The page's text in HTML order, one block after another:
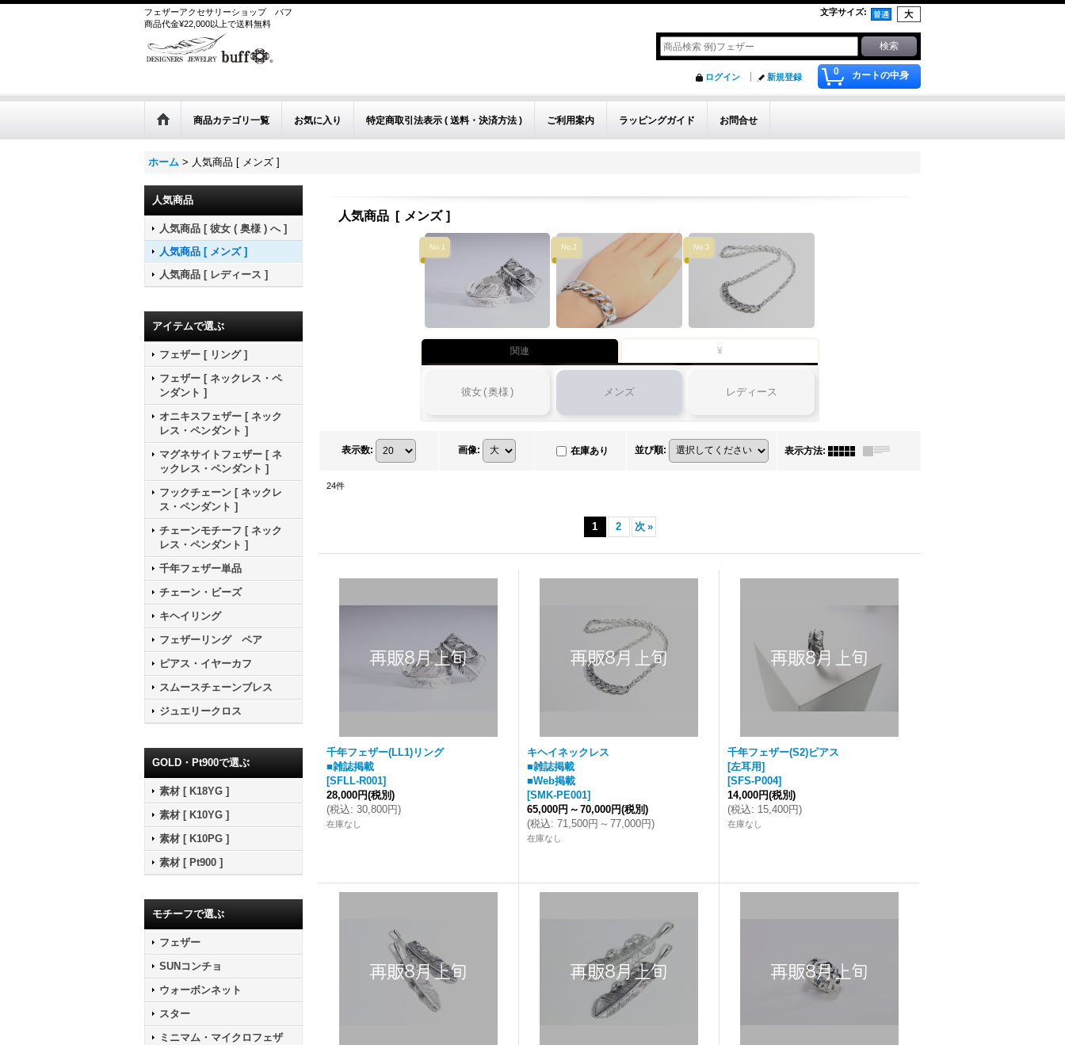
フェザーアクセサリーショップ
バフ
商品代金¥22,000以上で送料無料
文字サイズ:
0 カートの中身
ログイン 新規登録
商品カテゴリ一覧 お気に入り 特定商取引法表示 ( 送料・決済方法 ) ご利用案内 ラッピングガイド お問合せ
ホーム > 人気商品 [ メンズ ]
人気商品
人気商品 [ 彼女 ( 奥様 ) へ ]
人気商品 [ メンズ ]
人気商品 [ レディース ]
アイテムで選ぶ
フェザー [ リング ]
フェザー [ ネックレス・ペ
ンダント ]
オニキスフェザー [ ネック
レス・ペンダント ]
マグネサイトフェザー [ ネ
ックレス・ペンダント ]
フックチェーン [ ネックレ
ス・ペンダント ]
チェーンモチーフ [ ネック
レス・ペンダント ]
千年フェザー単品
チェーン・ビーズ
キヘイリング
フェザーリング ペア
ピアス・イヤーカフ
スムースチェーンブレス
ジュエリークロス
GOLD・Pt900で選ぶ
素材 [ K18YG ]
素材 [ K10YG ]
素材 [ K10PG ]
素材 [ Pt900 ]
モチーフで選ぶ
フェザー
SUNコンチョ
ウォーボンネット
スター
ミニマム・マイクロフェザ
人気商品 [ メンズ ]
No.1 No.2 No.3
関連 ¥
彼女 (奥様 ) メンズ レディース
表示数: 画像: 在庫あり 並び順: 表示方法:
24件
1 2 次 »
千年フェザー(LL1)リング
■雑誌掲載
[SFLL-R001]
28,000円(税別)
(税込: 30,800円)
在庫なし
キヘイネックレス
■雑誌掲載
■Web掲載
[SMK-PE001]
65,000円 ～ 70,000円(税別)
(税込: 71,500円 ～ 77,000円)
在庫なし
千年フェザー(S2)ピアス
[左耳用]
[SFS-P004]
14,000円(税別)
(税込: 15,400円)
在庫なし